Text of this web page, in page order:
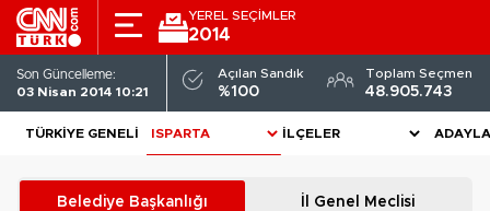
YEREL SEÇİMLER
2014
Son Güncelleme:
03 Nisan 2014 10:21
Açılan Sandık
%100
Toplam Seçmen
48.905.743
TÜRKIYE GENELI
Belediye Başkanlığı İl Genel Meclisi